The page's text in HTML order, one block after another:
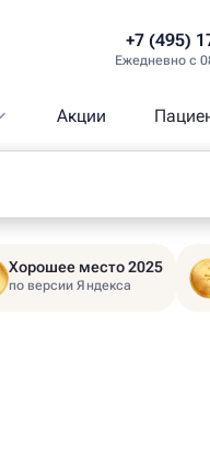
+7 (495)
Ежедневно с
Акции
Хорошее место 2025
по версии Яндекса